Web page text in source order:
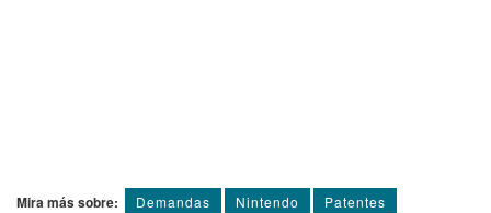
Mira más sobre: Demandas Nintendo Patentes